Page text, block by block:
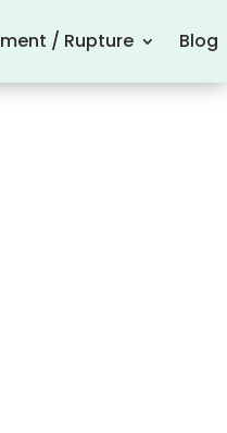
/ Rupture Blog